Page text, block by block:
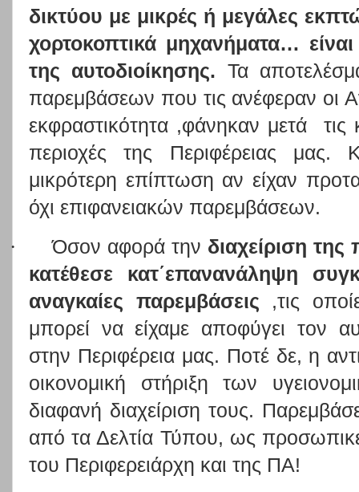
δικτύου με μικρές ή μεγάλες
χορτοκοπτικά μηχανήματα…
της αυτοδιοίκησης. Τα
παρεμβάσεων που τις ανέφεραν οι
εκφραστικότητα ,φάνηκαν μετά
περιοχές της Περιφέρειας μας.
μικρότερη επίπτωση αν είχαν
όχι επιφανειακών παρεμβάσεων.
·
Όσον αφορά την διαχείριση
κατέθεσε κατ΄επανανάληψη
αναγκαίες παρεμβάσεις ,τις
μπορεί να είχαμε αποφύγει τον
στην Περιφέρεια μας. Ποτέ δε, η
οικονομική στήριξη των
διαφανή διαχείριση τους.
από τα Δελτία Τύπου, ως
του Περιφερειάρχη και της ΠΑ!